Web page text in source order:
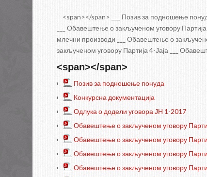
<span></span> ___ Позив за подношење
___ Обавештење о закљученом уговору
млечни производи ___ Обавештење о
закљученом уговору Партија 4-Јаја ___
<span></span>
___ Позив за подношење понуда
___ Конкурсна документација
___Одлука о додели уговора ЈН 1-2017
___Обавештење о закљученом уговору
___Обавештење о закљученом уговору
___Обавештење о закљученом уговору
___Обавештење о закљученом уговору